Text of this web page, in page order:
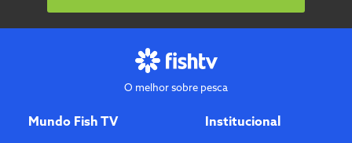
O melhor sobre pesca
Mundo Fish TV
Institucional